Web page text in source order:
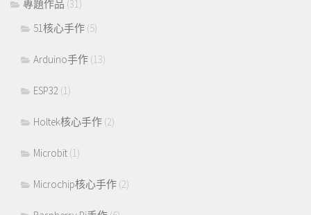
專題作品 (31)
51核心手作 (5)
Arduino手作 (13)
ESP32 (1)
Holtek核心手作 (2)
Microbit (1)
Microchip核心手作 (2)